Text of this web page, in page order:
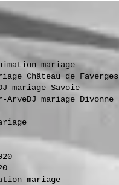
mariage
Château de Faverges
mariage Savoie
ArveDJ mariage Divonne
mariage